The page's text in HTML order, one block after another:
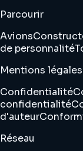
Parcourir
Avions
de personnalité
Mentions légales
Confidentialité
confidentialité
d'auteur
Réseau